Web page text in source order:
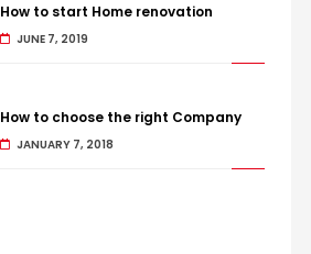
How to start Home renovation
JUNE 7, 2019
How to choose the right Company
JANUARY 7, 2018